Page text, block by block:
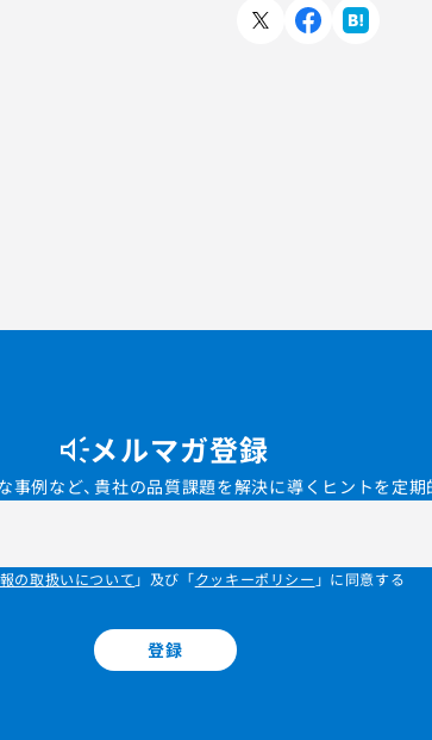
メルマガ登録
例など、貴社の品質課題を解決に導くヒントを定期
の取扱いについて 」及び「クッキーポリシー 」に同意する
登録